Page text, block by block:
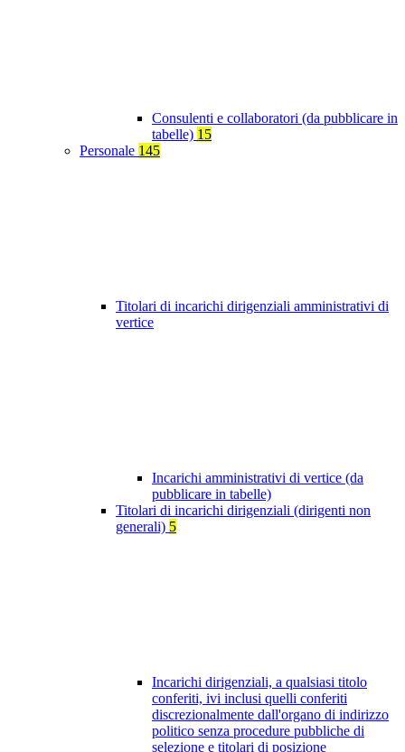
Consulenti e collaboratori (da pubblicare in
tabelle) 15
Personale 145
Titolari di incarichi dirigenziali amministrativi di
vertice
Incarichi amministrativi di vertice (da
pubblicare in tabelle)
Titolari di incarichi dirigenziali (dirigenti non
generali) 5
Incarichi dirigenziali, a qualsiasi titolo
conferiti, ivi inclusi quelli conferiti
discrezionalmente dall'organo di indirizzo
politico senza procedure pubbliche di
selezione e titolari di posizione